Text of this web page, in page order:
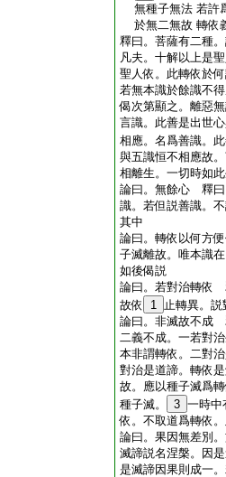
無種子無法 若許
於無二無故 轉依
釋曰。菩薩有二種
凡夫。十解以上是
聖人依。此轉依於
若無本識於餘識不
偈次第顯之。離惡
言識。此善是出世
相應。名爲善識。
與五識恒不相應故
相離生。一切時如
論曰。無餘心 釋曰
識。若但説善識。
其中
論曰。轉依以何方
子滅離故。唯本識
如後偈説
論曰。若對治轉依
故依
1 止轉異。説
論曰。非滅故不成
二義不成。一若對
本非謂轉依。二對
對治是道諦。轉依
故。應以種子滅爲
種子滅。
3 一時中
依。不取道爲轉依
論曰。果因無差別
滅諦説名涅槃。因
是滅諦因果則成一